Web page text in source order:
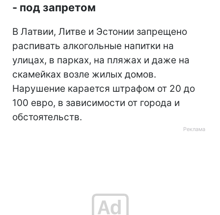
- под запретом
В Латвии, Литве и Эстонии запрещено
распивать алкогольные напитки на
улицах, в парках, на пляжах и даже на
скамейках возле жилых домов.
Нарушение карается штрафом от 20 до
100 евро, в зависимости от города и
обстоятельств.